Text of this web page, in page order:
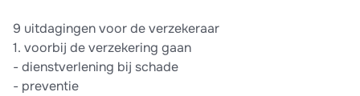
9 uitdagingen voor de verzekeraar
1. voorbij de verzekering gaan
- dienstverlening bij schade
- preventie